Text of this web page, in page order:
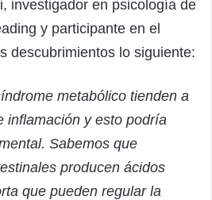
investigador en psicología de
y participante en el
descubrimientos lo siguiente:
metabólico tienden a
inflamación y esto podría
Sabemos que
producen ácidos
que pueden regular la